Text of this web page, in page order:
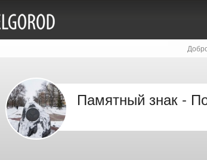
Памятный знак -